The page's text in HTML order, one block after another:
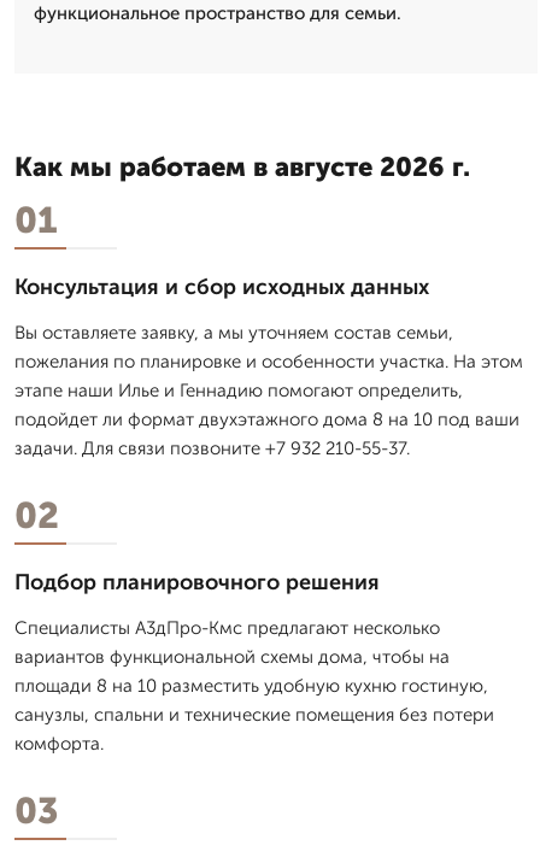
функциональное пространство для семьи.
Как мы работаем в августе 2026 г.
01
Консультация и сбор исходных данных
Вы оставляете заявку, а мы уточняем состав семьи,
пожелания по планировке и особенности участка. На этом
этапе наши Илье и Геннадию помогают определить,
подойдет ли формат двухэтажного дома 8 на 10 под ваши
задачи. Для связи позвоните +7 932 210-55-37.
02
Подбор планировочного решения
Специалисты А3дПро-Кмс предлагают несколько
вариантов функциональной схемы дома, чтобы на
площади 8 на 10 разместить удобную кухню гостиную,
санузлы, спальни и технические помещения без потери
комфорта.
03